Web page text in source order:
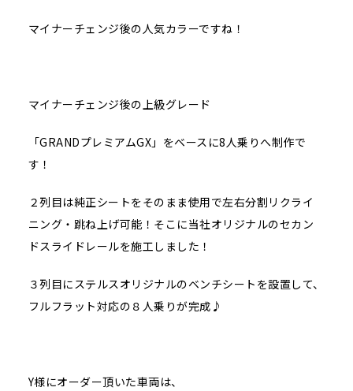
マイナーチェンジ後の人気カラーですね！
マイナーチェンジ後の上級グレード
「GRANDプレミアムGX」をベースに8人乗りへ制作で
す！
２列目は純正シートをそのまま使用で左右分割リクライ
ニング・跳ね上げ可能！そこに当社オリジナルのセカン
ドスライドレールを施工しました！
３列目にステルスオリジナルのベンチシートを設置して、
フルフラット対応の８人乗りが完成♪
Y様にオーダー頂いた車両は、